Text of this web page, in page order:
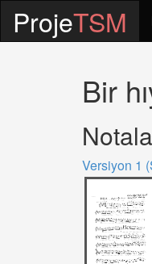
ProjeTSM
Bir
Versiyon 1